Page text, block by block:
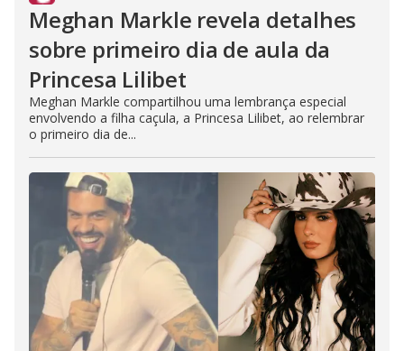
Meghan Markle revela detalhes
sobre primeiro dia de aula da
Princesa Lilibet
Meghan Markle compartilhou uma lembrança especial
envolvendo a filha caçula, a Princesa Lilibet, ao relembrar
o primeiro dia de...